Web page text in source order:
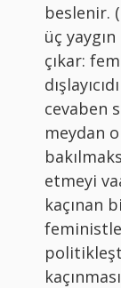
beslenir.
üç
çıkar:
cevaben
meydan
etmeyi
kaçınan